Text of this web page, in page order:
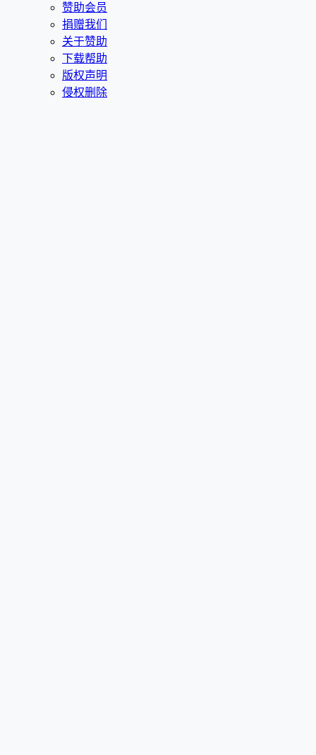
赞助会员
捐赠我们
关于赞助
下载帮助
版权声明
侵权删除